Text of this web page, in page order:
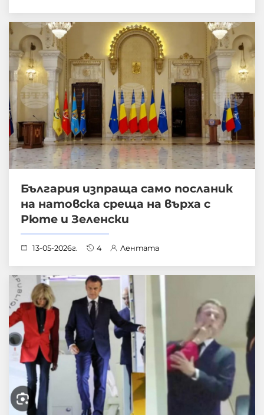
България изпраща само посланик
на натовска среща на върха с
Рюте и Зеленски
13-05-2026г. 4 Лентата